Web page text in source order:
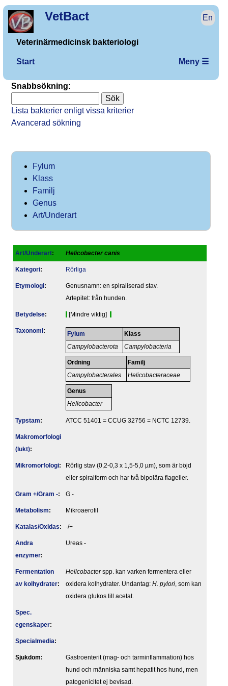
VetBact En
Veterinärmedicinsk bakteriologi
Start Meny ☰
Snabbsökning:
Lista bakterier enligt vissa kriterier
Avancerad sökning
Fylum
Klass
Familj
Genus
Art/Underart
Art/Underart: Helicobacter canis
Kategori: Rörliga
Etymologi:
Genusnamn: en spiraliserad stav.
Artepitet: från hunden.
Betydelse: [Mindre viktig]
Taxonomi: Fylum
Campylobacterota
Klass
Campylobacteria
Ordning
Campylobacterales
Familj
Helicobacteraceae
Genus
Helicobacter
Typstam: ATCC 51401 = CCUG 32756 = NCTC 12739.
Makromorfologi
(lukt):
Mikromorfologi:
Rörlig stav (0,2-0,3 x 1,5-5,0 µm), som är böjd
eller spiralform och har två bipolära flageller.
Gram +/Gram -: G -
Metabolism: Mikroaerofil
Katalas/Oxidas: -/+
Andra
enzymer:
Ureas -
Fermentation
av kolhydrater:
Helicobacterspp. kan varken fermentera eller
oxidera kolhydrater. Undantag: H. pylori , som kan
oxidera glukos till acetat.
Spec.
egenskaper:
Specialmedia:
Sjukdom:
Gastroenterit (mag- och tarminflammation) hos
hund och människa samt hepatit hos hund, men
patogenicitet ej bevisad.